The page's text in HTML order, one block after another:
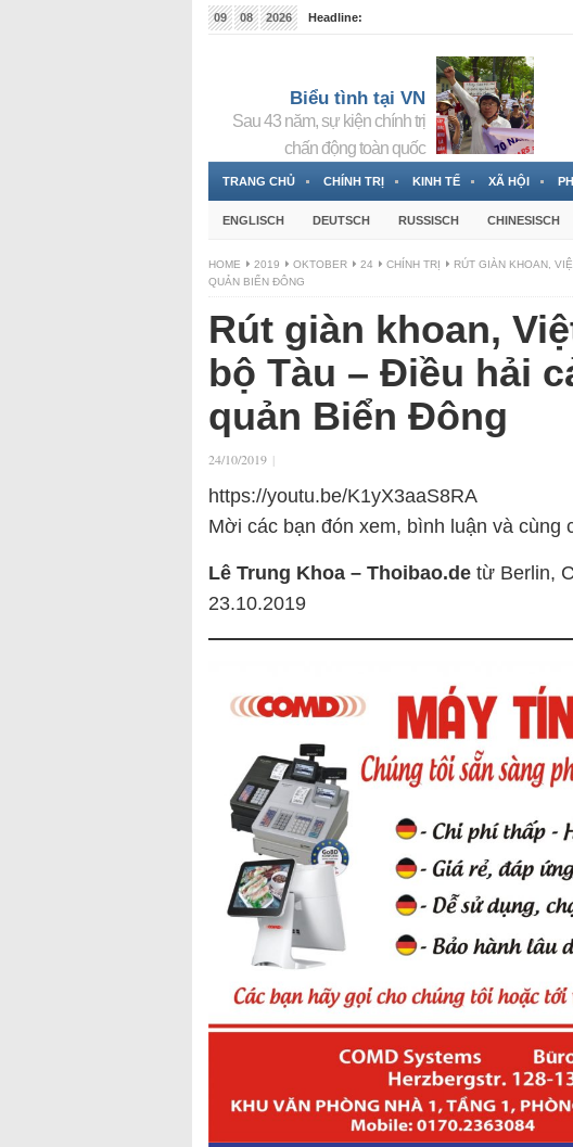
09 08 2026
Headline:
Biểu tình tại VN
Sau 43 năm, sự kiện chính trị
chấn động toàn quốc
TRANG CHỦ CHÍNH TRỊ KINH TẾ XÃ HỘI
ENGLISCH DEUTSCH RUSSISCH CHINESISCH
HOME 2019 OKTOBER 24 CHÍNH TRỊ
RÚT GIÀN KHOAN,
QUẢN BIỂN ĐÔNG
Rút giàn khoan,
bộ Tàu – Điều hải
quản Biển Đông
24/10/2019 |
https://youtu.be/K1yX3aaS8RA
Mời các bạn đón xem, bình luận và cùng
Lê Trung Khoa – Thoibao.de từ Berlin,
23.10.2019